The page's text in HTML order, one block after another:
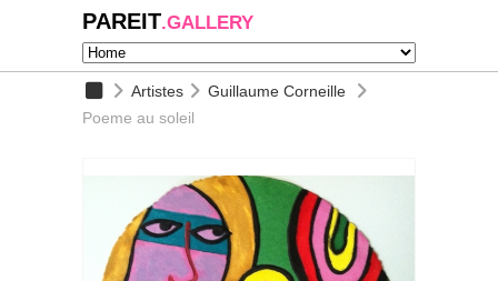
PAREIT.GALLERY
Artistes
Guillaume Corneille
Poeme au soleil